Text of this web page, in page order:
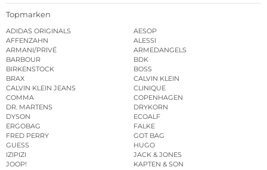
Topmarken
ADIDAS ORIGINALS
AESOP
AFFENZAHN
ALESSI
ARMANI/PRIVÉ
ARMEDANGELS
BARBOUR
BDK
BIRKENSTOCK
BOSS
BRAX
CALVIN KLEIN
CALVIN KLEIN JEANS
CLINIQUE
COMMA
COPENHAGEN
DR. MARTENS
DRYKORN
DYSON
ECOALF
ERGOBAG
FALKE
FRED PERRY
GOT BAG
GUESS
HUGO
IZIPIZI
JACK & JONES
JOOP!
KAPTEN & SON